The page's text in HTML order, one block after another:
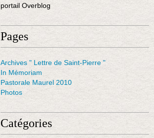
portail Overblog
Pages
Archives " Lettre de Saint-Pierre "
In Mémoriam
Pastorale Maurel 2010
Photos
Catégories